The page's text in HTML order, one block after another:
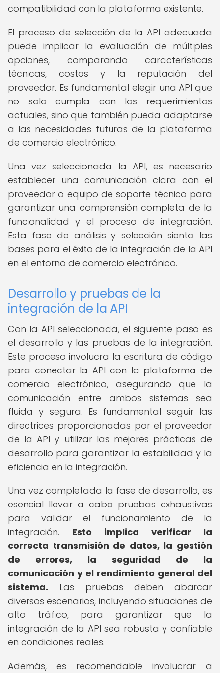
compatibilidad con la plataforma existente.
El proceso de selección de la API adecuada
puede implicar la evaluación de múltiples
opciones, comparando características
técnicas, costos y la reputación del
proveedor. Es fundamental elegir una API que
no solo cumpla con los requerimientos
actuales, sino que también pueda adaptarse
a las necesidades futuras de la plataforma
de comercio electrónico.
Una vez seleccionada la API, es necesario
establecer una comunicación clara con el
proveedor o equipo de soporte técnico para
garantizar una comprensión completa de la
funcionalidad y el proceso de integración.
Esta fase de análisis y selección sienta las
bases para el éxito de la integración de la API
en el entorno de comercio electrónico.
Desarrollo y pruebas de la
integración de la API
Con la API seleccionada, el siguiente paso es
el desarrollo y las pruebas de la integración.
Este proceso involucra la escritura de código
para conectar la API con la plataforma de
comercio electrónico, asegurando que la
comunicación entre ambos sistemas sea
fluida y segura. Es fundamental seguir las
directrices proporcionadas por el proveedor
de la API y utilizar las mejores prácticas de
desarrollo para garantizar la estabilidad y la
eficiencia en la integración.
Una vez completada la fase de desarrollo, es
esencial llevar a cabo pruebas exhaustivas
para validar el funcionamiento de la
integración. Esto implica verificar la
correcta transmisión de datos, la gestión
de errores, la seguridad de la
comunicación y el rendimiento general del
sistema. Las pruebas deben abarcar
diversos escenarios, incluyendo situaciones de
alto tráfico, para garantizar que la
integración de la API sea robusta y confiable
en condiciones reales.
Además, es recomendable involucrar a